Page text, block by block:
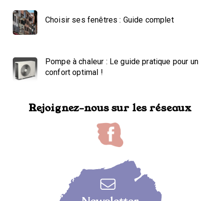
Choisir ses fenêtres : Guide complet
Pompe à chaleur : Le guide pratique pour un
confort optimal !
Rejoignez-nous sur les réseaux